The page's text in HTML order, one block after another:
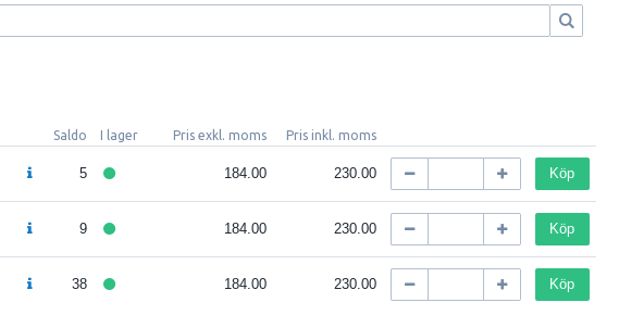
Saldo I lager Pris exkl. moms Pris inkl. moms
5 184.00 230.00 Köp
9 184.00 230.00 Köp
38 184.00 230.00 Köp